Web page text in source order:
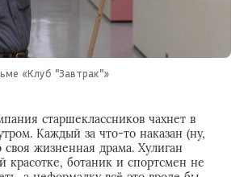
«Клуб "Завтрак"»
старшеклассников чахнет в
Каждый за что-то наказан (ну,
жизненная драма. Хулиган
красотке, ботаник и спортсмен не